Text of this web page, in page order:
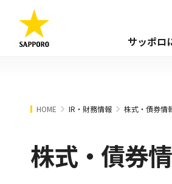
サッポロ
HOME IR・財務情報 株式・債券情
株式・債券